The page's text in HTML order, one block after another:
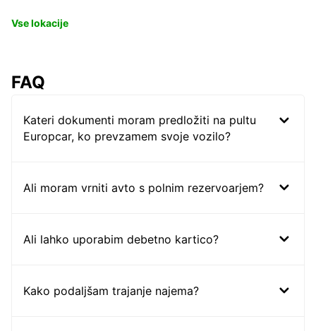
Vse lokacije
FAQ
Kateri dokumenti moram predložiti na pultu
Europcar, ko prevzamem svoje vozilo?
Ali moram vrniti avto s polnim rezervoarjem?
Ali lahko uporabim debetno kartico?
Kako podaljšam trajanje najema?